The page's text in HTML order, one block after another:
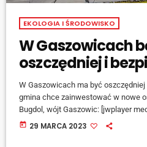
EKOLOGIA I ŚRODOWISKO
W Gaszowicach
oszczędniej i
W Gaszowicach ma być
gmina chce zainwestować w nowe
Bugdol, wójt Gaszowic: [jwplayer
wójt gminy Gaszowice, tradycyjne
today 29 MARCA 2023